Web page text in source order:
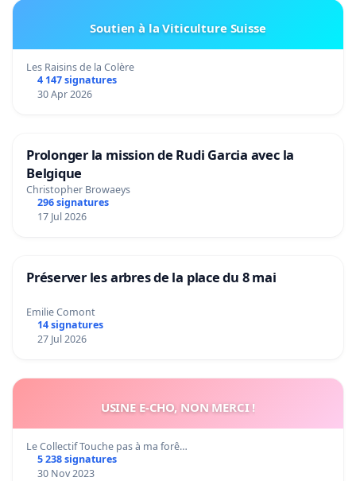
Soutien à la Viticulture Suisse
Les Raisins de la Colère
4 147 signatures
30 Apr 2026
Prolonger la mission de Rudi Garcia avec la
Belgique
Christopher Browaeys
296 signatures
17 Jul 2026
Préserver les arbres de la place du 8 mai
Emilie Comont
14 signatures
27 Jul 2026
USINE E-CHO, NON MERCI !
Le Collectif Touche pas à ma forê…
5 238 signatures
30 Nov 2023